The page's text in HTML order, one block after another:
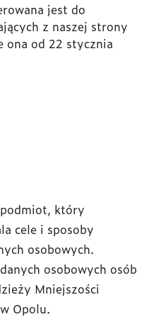
jest do
z naszej strony
ona od 22 stycznia
który
cele i sposoby
osobowych.
osobowych osób
Mniejszości
Opolu.